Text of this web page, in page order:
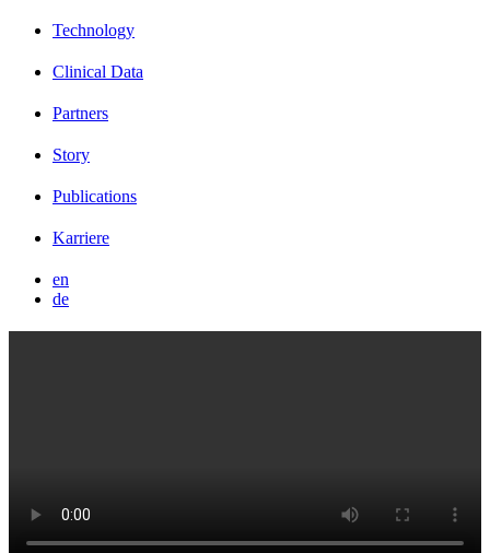
Technology
Clinical Data
Partners
Story
Publications
Karriere
en
de